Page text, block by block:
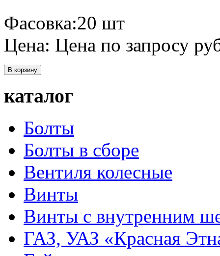
Фасовка:20 шт
Цена: Цена по запросу
В корзину
каталог
Болты
Болты в сборе
Вентиля колесные
Винты
Винты с внутренним
ГАЗ, УАЗ «Красная